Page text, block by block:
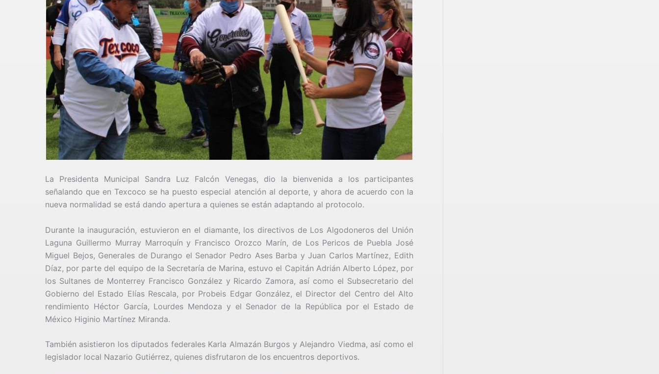
La Presidenta Municipal Sandra Luz Falcón Venegas, dio la bienvenida a los participantes
señalando que en Texcoco se ha puesto especial atención al deporte, y ahora de acuerdo con la
nueva normalidad se está dando apertura a quienes se están adaptando al protocolo.
Durante la inauguración, estuvieron en el diamante, los directivos de Los Algodoneros del Unión
Laguna Guillermo Murray Marroquín y Francisco Orozco Marín, de Los Pericos de Puebla José
Miguel Bejos, Generales de Durango el Senador Pedro Ases Barba y Juan Carlos Martínez, Edith
Díaz, por parte del equipo de la Secretaría de Marina, estuvo el Capitán Adrián Alberto López, por
los Sultanes de Monterrey Francisco González y Ricardo Zamora, así como el Subsecretario del
Gobierno del Estado Elías Rescala, por Probeis Edgar González, el Director del Centro del Alto
rendimiento Héctor García, Lourdes Mendoza y el Senador de la República por el Estado de
México Higinio Martínez Miranda.
También asistieron los diputados federales Karla Almazán Burgos y Alejandro Viedma, así como el
legislador local Nazario Gutiérrez, quienes disfrutaron de los encuentros deportivos.